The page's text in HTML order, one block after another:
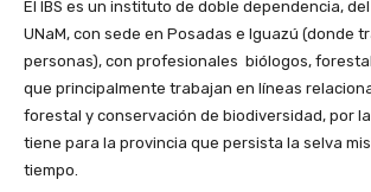
El IBS es un instituto de doble dependencia,
UNaM, con sede en Posadas e Iguazú (donde
personas), con profesionales biólogos,
que principalmente trabajan en líneas
forestal y conservación de biodiversidad, por
tiene para la provincia que persista la selva
tiempo.